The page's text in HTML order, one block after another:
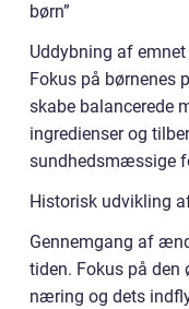
børn”
Uddybning af
Fokus på børnenes
skabe balancerede
ingredienser og
sundhedsmæssige
Historisk udvikling
Gennemgang af
tiden. Fokus på den
næring og dets